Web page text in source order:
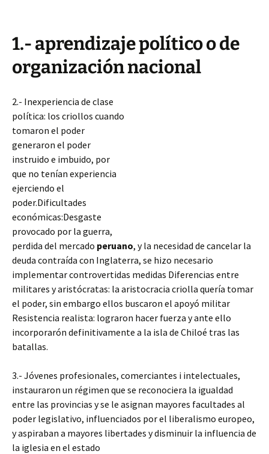
1.- aprendizaje político o de
organización nacional
2.- Inexperiencia de clase
política: los criollos cuando
tomaron el poder
generaron el poder
instruido e imbuido, por
que no tenían experiencia
ejerciendo el
poder.Dificultades
económicas:Desgaste
provocado por la guerra,
perdida del mercado peruano, y la necesidad de cancelar la
deuda contraída con Inglaterra, se hizo necesario
implementar controvertidas medidas Diferencias entre
militares y aristócratas: la aristocracia criolla quería tomar
el poder, sin embargo ellos buscaron el apoyó militar
Resistencia realista: lograron hacer fuerza y ante ello
incorporarón definitivamente a la isla de Chiloé tras las
batallas.
3.- Jóvenes profesionales, comerciantes i intelectuales,
instauraron un régimen que se reconociera la igualdad
entre las provincias y se le asignan mayores facultades al
poder legislativo, influenciados por el liberalismo europeo,
y aspiraban a mayores libertades y disminuir la influencia de
la iglesia en el estado